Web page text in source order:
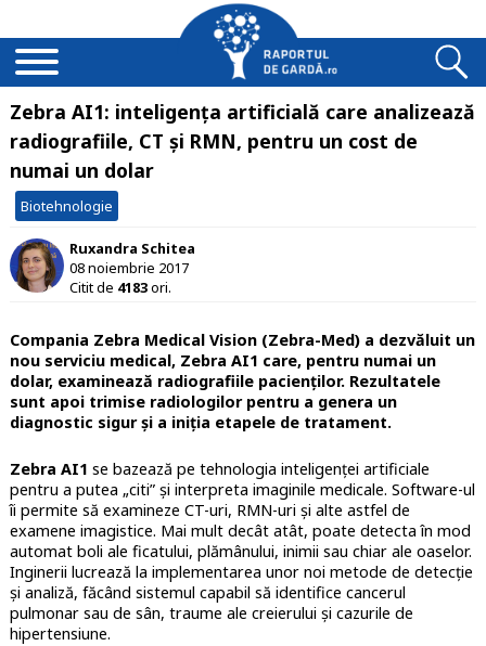
Zebra AI1: inteligența artificială care analizează
radiografiile, CT și RMN, pentru un cost de
numai un dolar
Biotehnologie
Ruxandra Schitea
08 noiembrie 2017
Citit de 4183ori.
Compania Zebra Medical Vision (Zebra-Med) a dezvăluit un
nou serviciu medical, Zebra AI1 care, pentru numai un
dolar, examinează radiografiile pacienților. Rezultatele
sunt apoi trimise radiologilor pentru a genera un
diagnostic sigur și a iniția etapele de tratament.
Zebra AI1 se bazează pe tehnologia inteligenței artificiale
pentru a putea „citi” și interpreta imaginile medicale. Software-ul
îi permite să examineze CT-uri, RMN-uri și alte astfel de
examene imagistice. Mai mult decât atât, poate detecta în mod
automat boli ale ficatului, plămânului, inimii sau chiar ale oaselor.
Inginerii lucrează la implementarea unor noi metode de detecție
și analiză, făcând sistemul capabil să identifice cancerul
pulmonar sau de sân, traume ale creierului și cazurile de
hipertensiune.